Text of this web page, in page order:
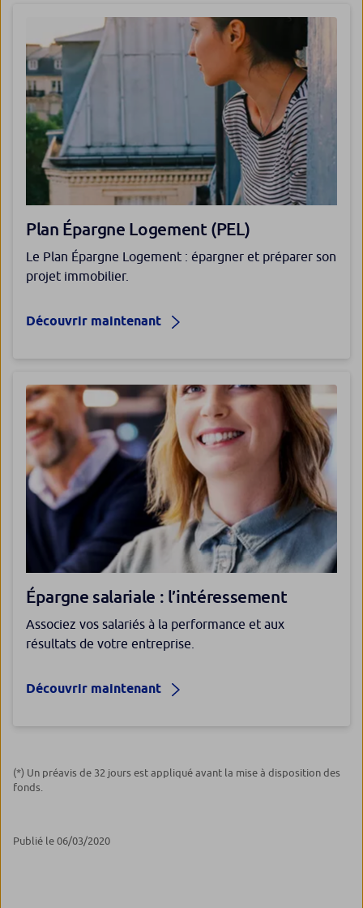
Plan Épargne Logement (PEL)
Le Plan Épargne Logement : épargner et préparer son
projet immobilier.
Découvrir maintenant
Épargne salariale : l’intéressement
Associez vos salariés à la performance et aux
résultats de votre entreprise.
Découvrir maintenant
(*) Un préavis de 32 jours est appliqué avant la mise à disposition des
fonds.
Publié le 06/03/2020